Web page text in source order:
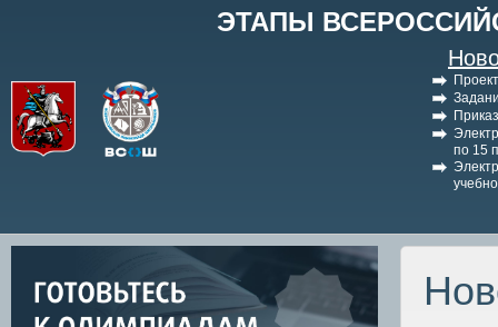
ЭТАПЫ
по 15